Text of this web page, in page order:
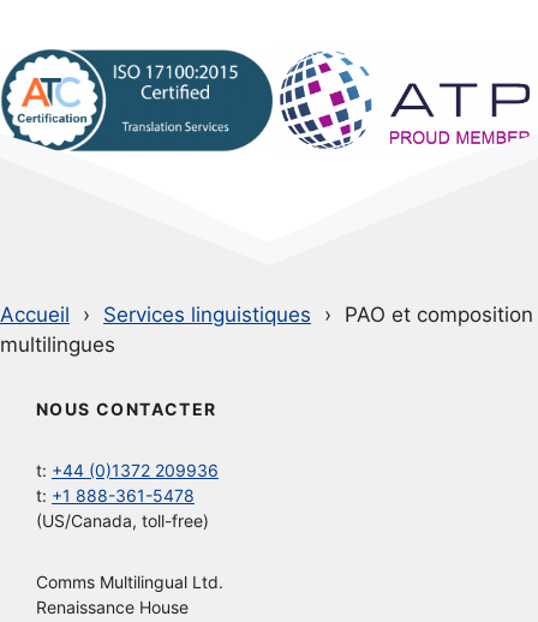
Accueil Services linguistiques
PAO et composition
multilingues
NOUS CONTACTER
t: +44 (0)1372 209936
t: +1 888-361-5478
(US/Canada, toll-free)
Comms Multilingual Ltd.
Renaissance House